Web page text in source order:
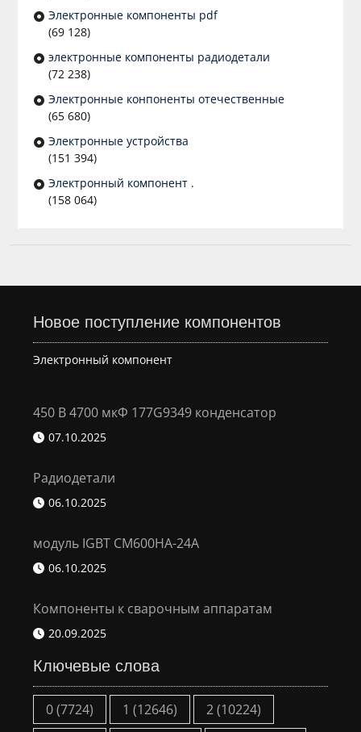
Электронные компоненты pdf
(69 128)
электронные компоненты радиодетали
(72 238)
Электронные конпоненты отечественные
(65 680)
Электронные устройства
(151 394)
Электронный компонент .
(158 064)
Новое поступление компонентов
Электронный компонент
450 В 4700 мкФ 177G9349 конденсатор
07.10.2025
Радиодетали
06.10.2025
модуль IGBT CM600HA-24A
06.10.2025
Компоненты к сварочным аппаратам
20.09.2025
Ключевые слова
0(7724) 1 (12646) 2(10224)